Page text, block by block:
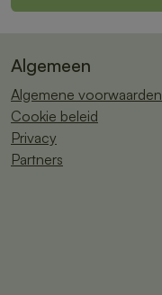
Algemeen
Algemene voorwaarden
Cookie beleid
Privacy
Partners